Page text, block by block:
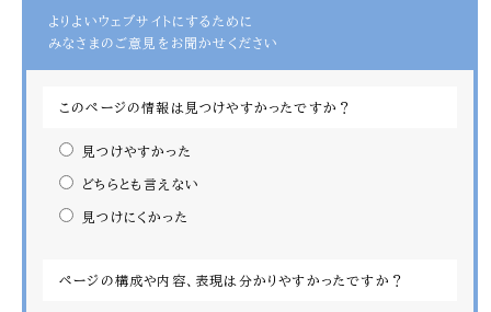
よりよいウェブサイトにするために
みなさまのご意見をお聞かせください
このページの情報は見つけやすかったですか？
見つけやすかった
どちらとも言えない
見つけにくかった
ページの構成や内容、表現は分かりやすかったですか？